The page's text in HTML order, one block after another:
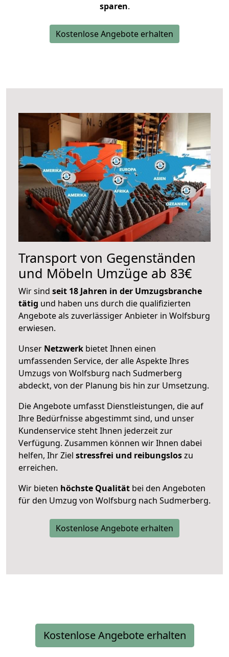
sparen.
Kostenlose Angebote erhalten
Transport von Gegenständen
und Möbeln Umzüge ab 83€
Wir sind seit 18 Jahren in der Umzugsbranche
tätig und haben uns durch die qualifizierten
Angebote als zuverlässiger Anbieter in Wolfsburg
erwiesen.
Unser Netzwerk bietet Ihnen einen
umfassenden Service, der alle Aspekte Ihres
Umzugs von Wolfsburg nach Sudmerberg
abdeckt, von der Planung bis hin zur Umsetzung.
Die Angebote umfasst Dienstleistungen, die auf
Ihre Bedürfnisse abgestimmt sind, und unser
Kundenservice steht Ihnen jederzeit zur
Verfügung. Zusammen können wir Ihnen dabei
helfen, Ihr Ziel stressfrei und reibungsloszu
erreichen.
Wir bieten höchste Qualität bei den Angeboten
für den Umzug von Wolfsburg nach Sudmerberg.
Kostenlose Angebote erhalten
Kostenlose Angebote erhalten